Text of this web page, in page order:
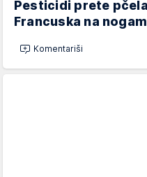
Pesticidi prete
Francuska na
Komentariši